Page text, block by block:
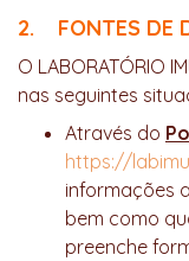
2. FONTES DE
O LABORATÓRIO
nas seguintes
Através do
https://
informações
bem como
preenche